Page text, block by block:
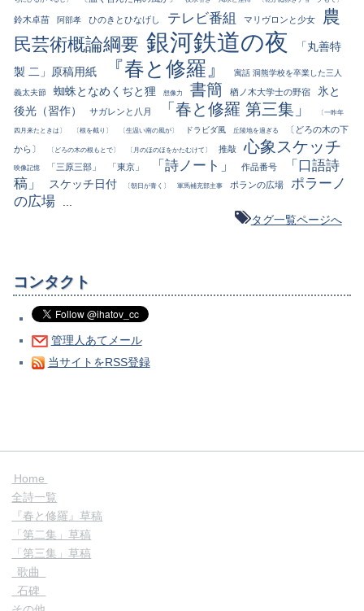
鈴木卓苗 阿部孝 ひのきとひなげし テレビ番組 マリヴロンと少女
農
民芸術概論綱要 銀河鉄道の夜
「丸善特
製 二」原稿用紙
『春と修羅』 寓話 洞熊学校を卒業した三人
義太夫節 蜘蛛となめくぢと狸 想像力 書簡 楢ノ木大学士の野宿
氷と
後光（習作）
サガレンと八月 「春と修羅 第三集」 〔一昨年
四月来たときは〕 〔根を截り〕 〔生温い南の風が〕 ドラビダ風 丘陵地を過ぎる
〔どろの木の下
から〕
〔どろの木の根もとで〕 〔月のほのほをかたむけて〕 推敲 心象スケッチ
映像記憶 「三原三部」 「東京」 「詩ノート」 作品番号
「口語詩
稿」
スケッチ日付 〔朝日が青く〕 軍馬補充部主事 ポランの広場
ポラーノ
の広場
タグ一覧ページへ
コンタクト
管理人あてメール
当サイトをRSS登録
Home
全詩一覧
『春と修羅』草稿
「第二集」草稿
「第三集」草稿
歌曲
石碑